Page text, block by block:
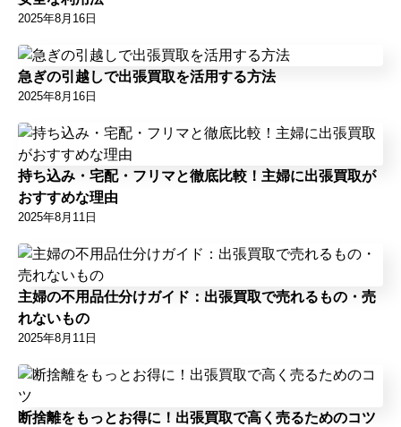
2025年8月16日
急ぎの引越しで出張買取を活用する方法
2025年8月16日
持ち込み・宅配・フリマと徹底比較！主婦に出張買取が
おすすめな理由
2025年8月11日
主婦の不用品仕分けガイド：出張買取で売れるもの・売
れないもの
2025年8月11日
断捨離をもっとお得に！出張買取で高く売るためのコツ